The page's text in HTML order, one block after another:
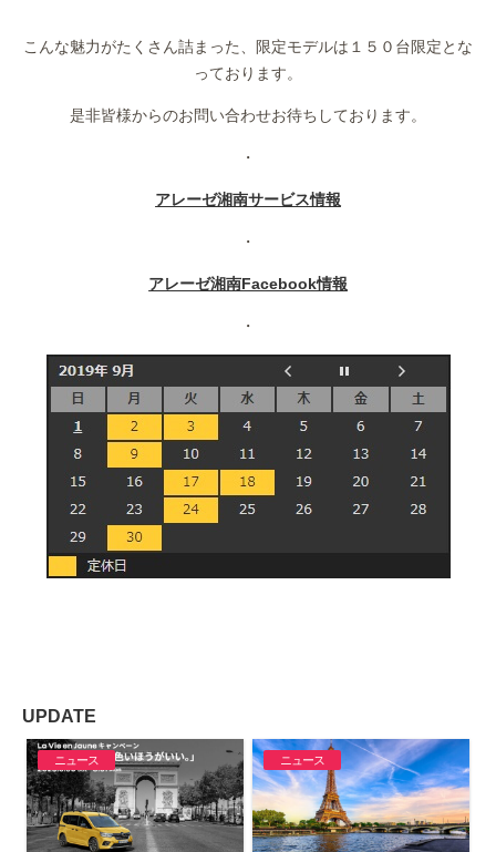
こんな魅力がたくさん詰まった、限定モデルは１５０台限定とな
っております。
是非皆様からのお問い合わせお待ちしております。
・
アレーゼ湘南サービス情報
・
アレーゼ湘南Facebook情報
・
UPDATE
ニュース ニュース